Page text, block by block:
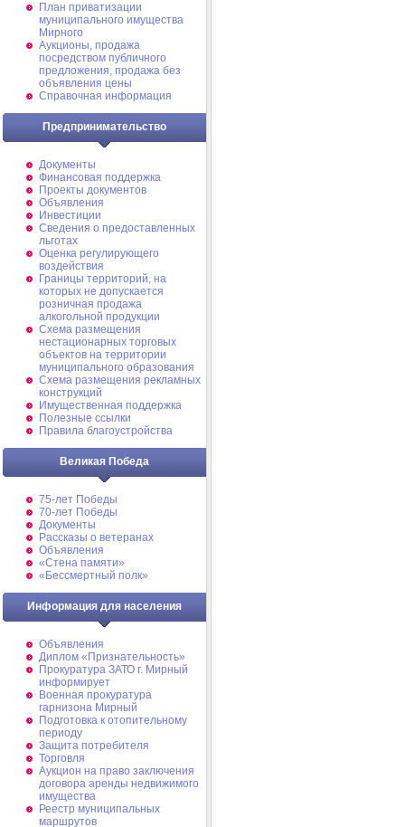
План приватизации
муниципального имущества
Мирного
Аукционы, продажа
посредством публичного
предложения, продажа без
объявления цены
Справочная информация
Предпринимательство
Документы
Финансовая поддержка
Проекты документов
Объявления
Инвестиции
Сведения о предоставленных
льготах
Оценка регулирующего
воздействия
Границы территорий, на
которых не допускается
розничная продажа
алкогольной продукции
Схема размещения
нестационарных торговых
объектов на территории
муниципального образования
Схема размещения рекламных
конструкций
Имущественная поддержка
Полезные ссылки
Правила благоустройства
Великая Победа
75-лет Победы
70-лет Победы
Документы
Рассказы о ветеранах
Объявления
«Стена памяти»
«Бессмертный полк»
Информация для населения
Объявления
Диплом «Признательность»
Прокуратура ЗАТО г. Мирный
информирует
Военная прокуратура
гарнизона Мирный
Подготовка к отопительному
периоду
Защита потребителя
Торговля
Аукцион на право заключения
договора аренды недвижимого
имущества
Реестр муниципальных
маршрутов